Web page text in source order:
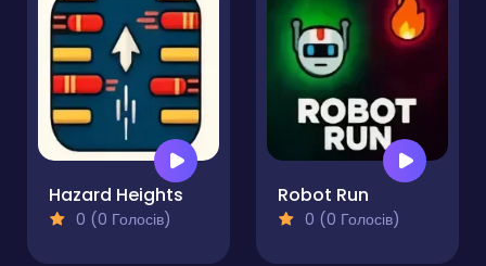
Hazard Heights
0 (0 Голосів)
Robot Run
0 (0 Голосів)